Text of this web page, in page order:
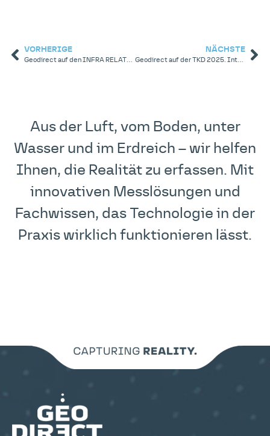
VORHERIGE NÄCHSTE
Geodirect auf der TKD 2025. Intelligenteres Arbeiten beginnt mit Sehen, Erleben und Fragen.
Aus der Luft, vom Boden, unter
Wasser und im Erdreich – wir helfen
Ihnen, die Realität zu erfassen. Mit
innovativen Messlösungen und
Fachwissen, das Technologie in der
Praxis wirklich funktionieren lässt.